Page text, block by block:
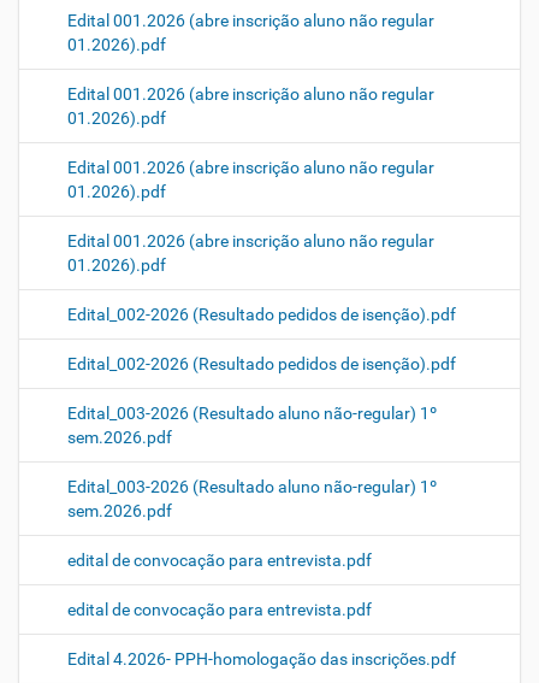
Edital 001.2026 (abre inscrição aluno não regular
01.2026).pdf
Edital 001.2026 (abre inscrição aluno não regular
01.2026).pdf
Edital 001.2026 (abre inscrição aluno não regular
01.2026).pdf
Edital 001.2026 (abre inscrição aluno não regular
01.2026).pdf
Edital_002-2026 (Resultado pedidos de isenção).pdf
Edital_002-2026 (Resultado pedidos de isenção).pdf
Edital_003-2026 (Resultado aluno não-regular) 1º
sem.2026.pdf
Edital_003-2026 (Resultado aluno não-regular) 1º
sem.2026.pdf
edital de convocação para entrevista.pdf
edital de convocação para entrevista.pdf
Edital 4.2026- PPH-homologação das inscrições.pdf